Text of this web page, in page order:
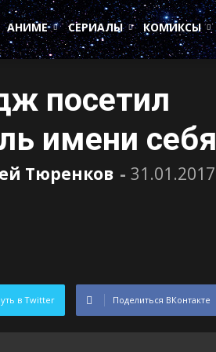
АНИМЕ СЕРИАЛЫ КОМИКСЫ
посетил
имени себя
Тюренков - 31.01.2017
в Twitter Поделиться ВКонтакте